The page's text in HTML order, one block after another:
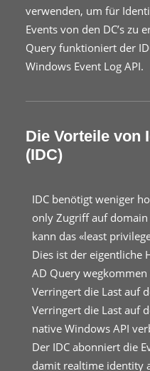
verwenden, um für
Events von den DC’s zu
Query funktioniert der
Windows Event Log API.
Die Vorteile von
(IDC)
IDC benötigt weniger
only Zugriff auf
kann das «least
Dies ist der eigentliche
AD Query wegkommen
Verringert die Last auf
Verringert die Last auf
native Windows API
Der IDC abonniert die
damit realtime identity